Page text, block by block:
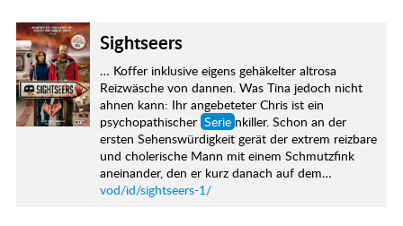
Sightseers
… Koffer inklusive eigens gehäkelter altrosa
Reizwäsche von dannen. Was Tina jedoch nicht
ahnen kann: Ihr angebeteter Chris ist ein
psychopathischer Serie nkiller. Schon an der
ersten Sehenswürdigkeit gerät der extrem reizbare
und cholerische Mann mit einem Schmutzfink
aneinander, den er kurz danach auf dem…
vod/id/sightseers-1/